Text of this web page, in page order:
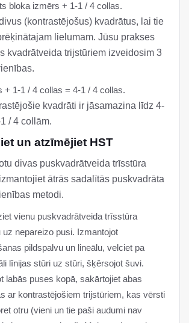
bloka izmērs + 1-1 / 4 collas.
(kontrastējošus) kvadrātus, lai tie
lielumam. Jūsu prakses
kvadrātveida trijstūriem izveidosim 3
+ 1-1 / 4 collas = 4-1 / 4 collas.
kvadrāti ir jāsamazina līdz 4-
/ 4 collām.
un atzīmējiet HST
divas puskvadrātveida trīsstūra
ātrās sadalītās puskvadrāta
metodi.
vienu puskvadrātveida trīsstūra
uz nepareizo pusi. Izmantojot
pildspalvu un lineālu, velciet pa
līnijas stūri uz stūri, šķērsojot šuvi.
labās puses kopā, sakārtojiet abas
ar kontrastējošiem trijstūriem, kas vērsti
otru (vieni un tie paši audumi nav